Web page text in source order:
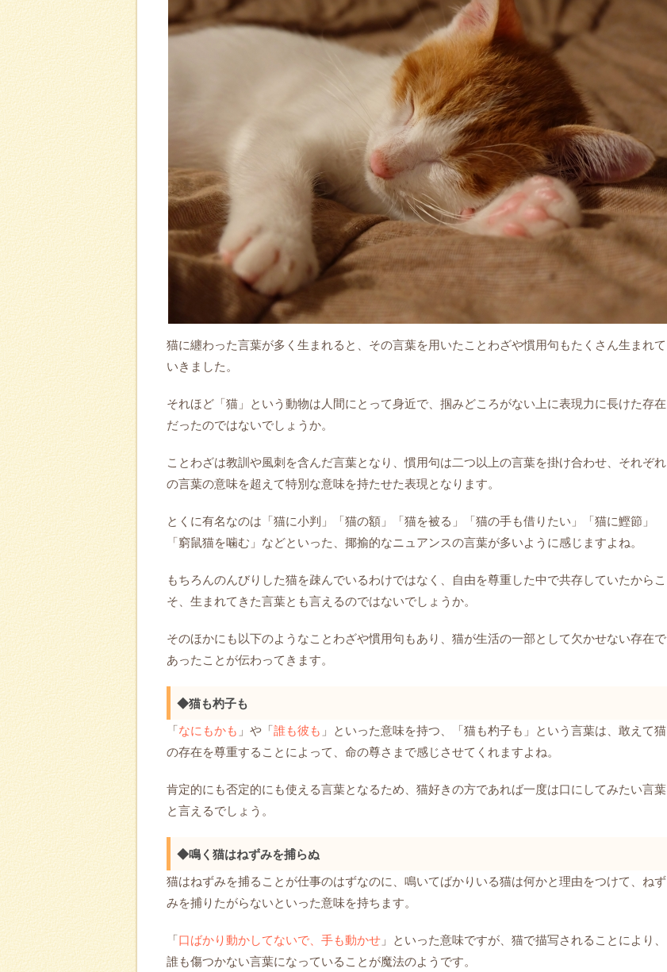
猫に纏わった言葉が多く生まれると、その言葉を用いたことわざや慣用句もたくさん生まれて
いきました。
それほど「猫」という動物は人間にとって身近で、掴みどころがない上に表現力に長けた存在
だったのではないでしょうか。
ことわざは教訓や風刺を含んだ言葉となり、慣用句は二つ以上の言葉を掛け合わせ、それぞれ
の言葉の意味を超えて特別な意味を持たせた表現となります。
とくに有名なのは「猫に小判」「猫の額」「猫を被る」「猫の手も借りたい」「猫に鰹節」
「窮鼠猫を噛む」などといった、揶揄的なニュアンスの言葉が多いように感じますよね。
もちろんのんびりした猫を疎んでいるわけではなく、自由を尊重した中で共存していたからこ
そ、生まれてきた言葉とも言えるのではないでしょうか。
そのほかにも以下のようなことわざや慣用句もあり、猫が生活の一部として欠かせない存在で
あったことが伝わってきます。
◆猫も杓子も
「なにもかも 」や「誰も彼も 」といった意味を持つ、「猫も杓子も」という言葉は、敢えて猫
の存在を尊重することによって、命の尊さまで感じさせてくれますよね。
肯定的にも否定的にも使える言葉となるため、猫好きの方であれば一度は口にしてみたい言葉
と言えるでしょう。
◆鳴く猫はねずみを捕らぬ
猫はねずみを捕ることが仕事のはずなのに、鳴いてばかりいる猫は何かと理由をつけて、ねず
みを捕りたがらないといった意味を持ちます。
‌「口ばかり動かしてないで、手も動かせ 」といった意味ですが、猫で描写されることにより、
誰も傷つかない言葉になっていることが魔法のようです。